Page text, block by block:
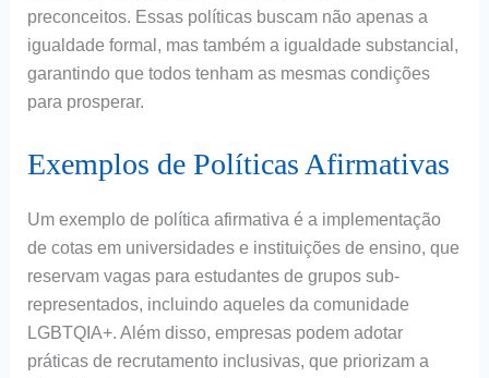
preconceitos. Essas políticas buscam não apenas a
igualdade formal, mas também a igualdade substancial,
garantindo que todos tenham as mesmas condições
para prosperar.
Exemplos de Políticas Afirmativas
Um exemplo de política afirmativa é a implementação
de cotas em universidades e instituições de ensino, que
reservam vagas para estudantes de grupos sub-
representados, incluindo aqueles da comunidade
LGBTQIA+. Além disso, empresas podem adotar
práticas de recrutamento inclusivas, que priorizam a